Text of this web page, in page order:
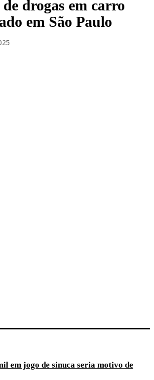
drogas em carro
em São Paulo
em jogo de sinuca seria motivo de